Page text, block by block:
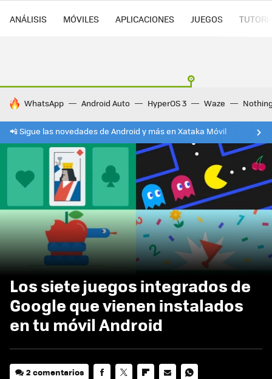
ANÁLISIS MÓVILES APLICACIONES JUEGOS
HOY SE HABLA DE
WhatsApp Android Auto HyperOS 3 Waze
📲 Sigue las novedades de Android y más en Xataka Móvil
Los siete juegos integrados de
Google que vienen instalados
en tu móvil Android
2 comentarios